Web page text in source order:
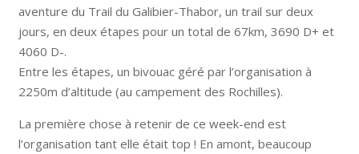
aventure du Trail du Galibier-Thabor, un trail sur deux
jours, en deux étapes pour un total de 67km, 3690 D+ et
4060 D-.
Entre les étapes, un bivouac géré par l’organisation à
2250m d’altitude (au campement des Rochilles).
La première chose à retenir de ce week-end est
l’organisation tant elle était top ! En amont, beaucoup